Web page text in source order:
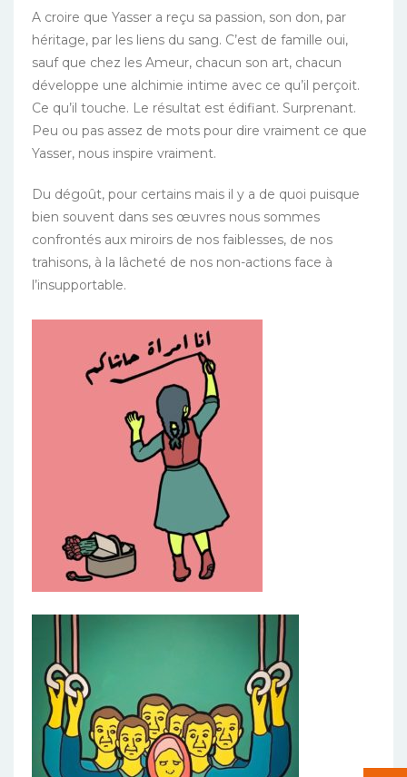
A croire que Yasser a reçu sa passion, son don, par
héritage, par les liens du sang. C’est de famille oui,
sauf que chez les Ameur, chacun son art, chacun
développe une alchimie intime avec ce qu’il perçoit.
Ce qu’il touche. Le résultat est édifiant. Surprenant.
Peu ou pas assez de mots pour dire vraiment ce que
Yasser, nous inspire vraiment.
Du dégoût, pour certains mais il y a de quoi puisque
bien souvent dans ses œuvres nous sommes
confrontés aux miroirs de nos faiblesses, de nos
trahisons, à la lâcheté de nos non-actions face à
l’insupportable.